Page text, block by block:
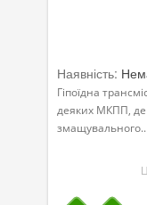
Сервісні
Догляд
Наявність:
Гіпоїдна
деяких МКПП, де
змащувального..